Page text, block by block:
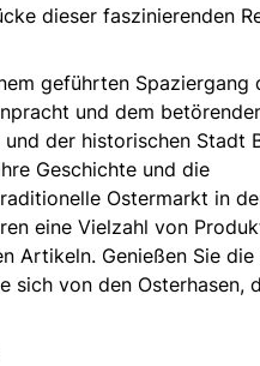
dieser faszinierenden
geführten Spaziergang
und dem
der historischen Stadt
Geschichte und die
Ostermarkt in
eine Vielzahl von
Artikeln. Genießen Sie die
sich von den Osterhasen,